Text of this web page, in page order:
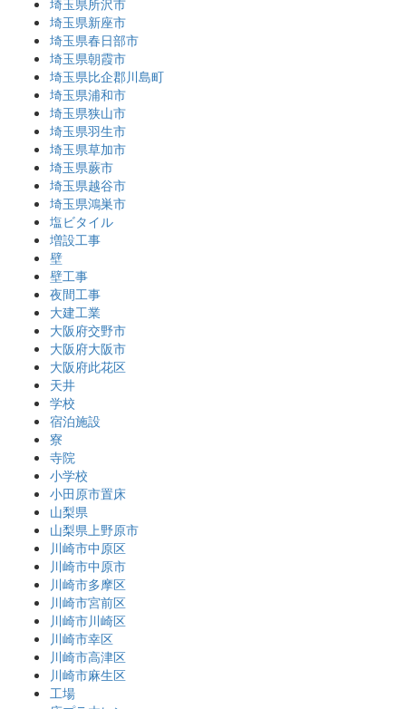
埼玉県所沢市
埼玉県新座市
埼玉県春日部市
埼玉県朝霞市
埼玉県比企郡川島町
埼玉県浦和市
埼玉県狭山市
埼玉県羽生市
埼玉県草加市
埼玉県蕨市
埼玉県越谷市
埼玉県鴻巣市
塩ビタイル
増設工事
壁
壁工事
夜間工事
大建工業
大阪府交野市
大阪府大阪市
大阪府此花区
天井
学校
宿泊施設
寮
寺院
小学校
小田原市置床
山梨県
山梨県上野原市
川崎市中原区
川崎市中原市
川崎市多摩区
川崎市宮前区
川崎市川崎区
川崎市幸区
川崎市高津区
川崎市麻生区
工場